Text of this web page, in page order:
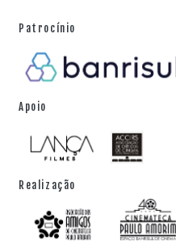
Patrocínio
Apoio
Realização